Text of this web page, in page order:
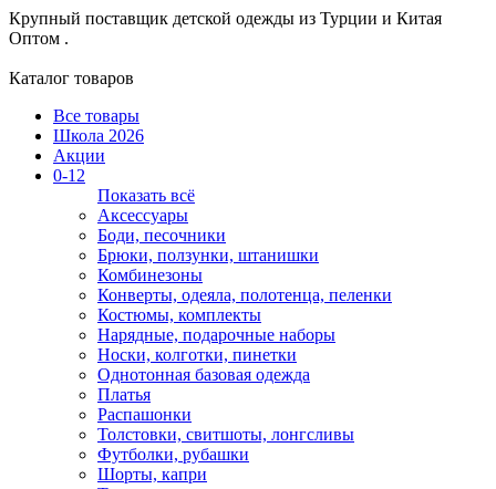
Крупный поставщик детской одежды из Турции и Китая
Оптом .
Каталог товаров
Все товары
Школа 2026
Акции
0-12
Показать всё
Аксессуары
Боди, песочники
Брюки, ползунки, штанишки
Комбинезоны
Конверты, одеяла, полотенца, пеленки
Костюмы, комплекты
Нарядные, подарочные наборы
Носки, колготки, пинетки
Однотонная базовая одежда
Платья
Распашонки
Толстовки, свитшоты, лонгсливы
Футболки, рубашки
Шорты, капри